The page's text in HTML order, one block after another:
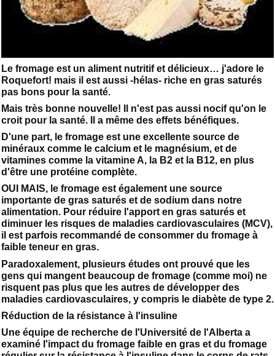
Le fromage est un aliment nutritif et délicieux… j'adore le
Roquefort! mais il est aussi -hélas- riche en gras saturés
pas bons pour la santé.
Mais très bonne nouvelle! Il n'est pas aussi nocif qu'on le
croit pour la santé. Il a même des effets bénéfiques.
D'une part, le fromage est une excellente source de
minéraux comme le calcium et le magnésium, et de
vitamines comme la vitamine A, la B2 et la B12, en plus
d'être une protéine complète.
OUI MAIS, le fromage est également une source
importante de gras saturés et de sodium dans notre
alimentation. Pour réduire l'apport en gras saturés et
diminuer les risques de maladies cardiovasculaires (MCV),
il est parfois recommandé de consommer du fromage à
faible teneur en gras.
Paradoxalement, plusieurs études ont prouvé que les
gens qui mangent beaucoup de fromage (comme moi) ne
risquent pas plus que les autres de développer des
maladies cardiovasculaires, y compris le diabète de type 2.
Réduction de la résistance à l'insuline
Une équipe de recherche de l'Université de l'Alberta a
examiné l'impact du fromage faible en gras et du fromage